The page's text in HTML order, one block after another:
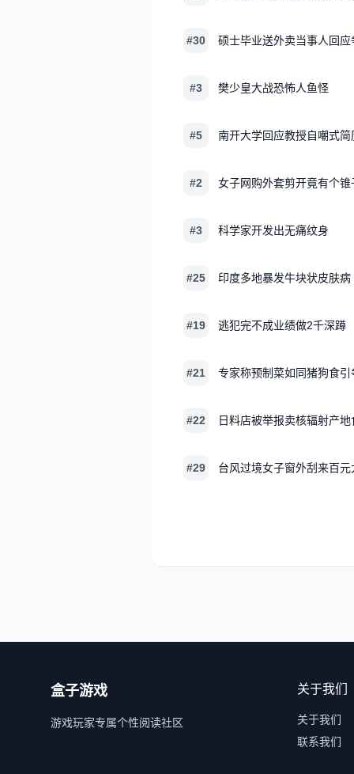
#30 硕士毕业送外卖当事人回应
#3 樊少皇大战恐怖人鱼怪
#5 南开大学回应教授自嘲式简
#2 女子网购外套剪开竟有个锥
#3 科学家开发出无痛纹身
#25 印度多地暴发牛块状皮肤病
#19 逃犯完不成业绩做2千深蹲
#21 专家称预制菜如同猪狗食引
#22 日料店被举报卖核辐射产地
#29 台风过境女子窗外刮来百元
盒子游戏
游戏玩家专属个性阅读社区
关于我们
关于我们
联系我们